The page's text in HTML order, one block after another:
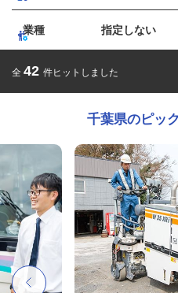
業種 指定しない
全 42 件ヒットしました
千葉県のピッ